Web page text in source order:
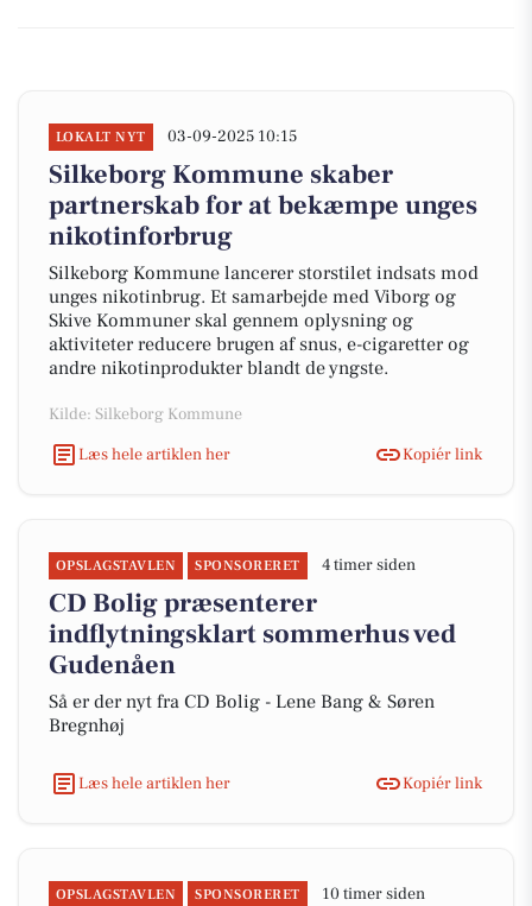
LOKALT NYT 03-09-2025 10:15
Silkeborg Kommune skaber
partnerskab for at bekæmpe unges
nikotinforbrug
Silkeborg Kommune lancerer storstilet indsats mod
unges nikotinbrug. Et samarbejde med Viborg og
Skive Kommuner skal gennem oplysning og
aktiviteter reducere brugen af snus, e-cigaretter og
andre nikotinprodukter blandt de yngste.
Kilde: Silkeborg Kommune
Læs hele artiklen her
Kopiér link
OPSLAGSTAVLEN SPONSORERET 4 timer siden
CD Bolig præsenterer
indflytningsklart sommerhus ved
Gudenåen
Så er der nyt fra CD Bolig - Lene Bang & Søren
Bregnhøj
Læs hele artiklen her Kopiér link
OPSLAGSTAVLEN SPONSORERET 10 timer siden